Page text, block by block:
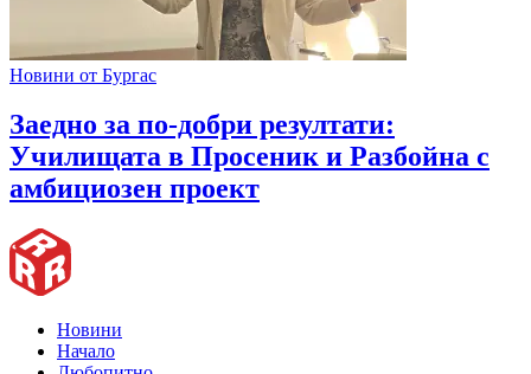
Новини от Бургас
Заедно за по-добри резултати:
Училищата в Просеник и Разбойна с
амбициозен проект
Новини
Начало